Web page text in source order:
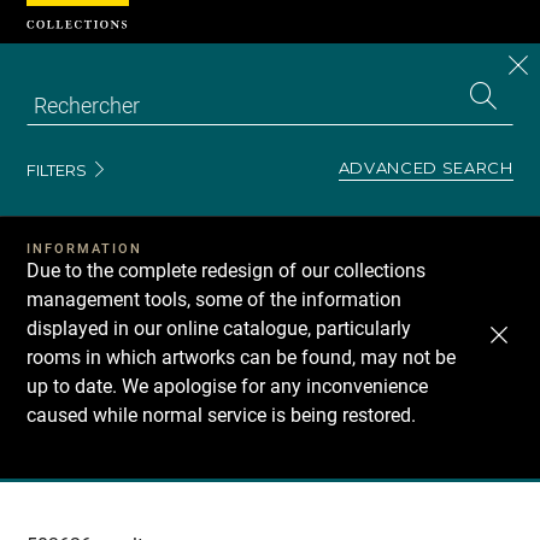
FILTERS ADVANCED SEARCH
INFORMATION
Due to the complete redesign of our collections
management tools, some of the information
displayed in our online catalogue, particularly
rooms in which artworks can be found, may not be
up to date. We apologise for any inconvenience
caused while normal service is being restored.
Recherche
Cookies management panel